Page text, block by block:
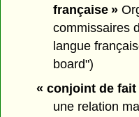
française »
commissaires
langue
board")
« conjoint de fait
une relation